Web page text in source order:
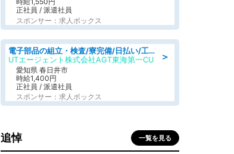
正社員 / 派遣社員
スポンサー：求人ボックス
＞
電子部品の組立・検査/寮完備/日払い/工場・製造
UTエージェント株式会社AGT東海第一CU
愛知県 春日井市
時給1,400円
正社員 / 派遣社員
スポンサー：求人ボックス
追悼 一覧を見る